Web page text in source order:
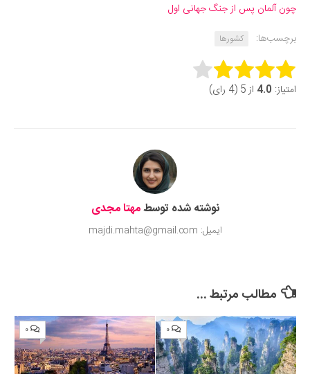
چون آلمان پس از جنگ جهانی اول
برچسب‌ها:
کشورها
Rate this item:
امتیاز: 4.0 از 5 (4 رای)
نوشته شده توسطمهتا مجدی
ایمیل: majdi.mahta@gmail.com
مطالب مرتبط ...
۰ ۰